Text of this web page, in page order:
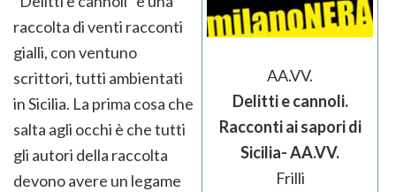
AA.VV.
Delitti e cannoli.
Racconti ai sapori di
Sicilia- AA.VV.
Frilli
raccolta di venti racconti
gialli, con ventuno
scrittori, tutti ambientati
in Sicilia. La prima cosa che
salta agli occhi è che tutti
gli autori della raccolta
devono avere un legame